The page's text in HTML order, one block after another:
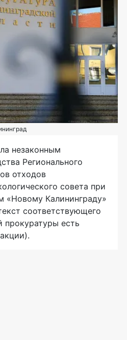
незаконным
Регионального
отходов
совета при
«Новому Калининграду»
соответствующего
прокуратуры есть